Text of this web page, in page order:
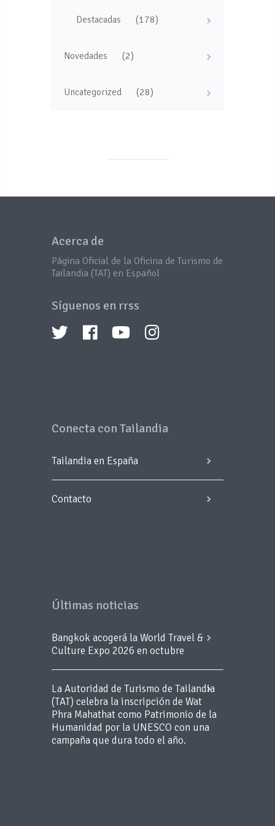
Destacadas (178)
Novedades (2)
Uncategorized (28)
Acerca de
Página Oficial de la Oficina de Turismo de
Tailandia (TAT) en Español
Síguenos en rrss
Conecta con Tailandia
Tailandia en España
Contacto
Últimas noticias
Bangkok acogerá la World Travel &
Culture Expo 2026 en octubre
La Autoridad de Turismo de Tailandia
(TAT) celebra la inscripción de Wat
Phra Mahathat como Patrimonio de la
Humanidad por la UNESCO con una
campaña que dura todo el año.